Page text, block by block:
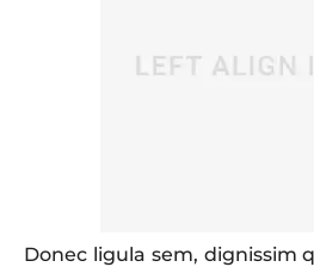
Donec ligula sem, dignissim